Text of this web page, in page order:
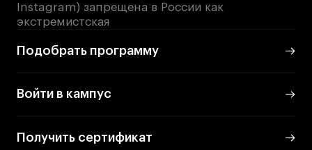
Instagram) запрещена в России как
экстремистская
Подобрать программу
Войти в кампус
Получить сертификат